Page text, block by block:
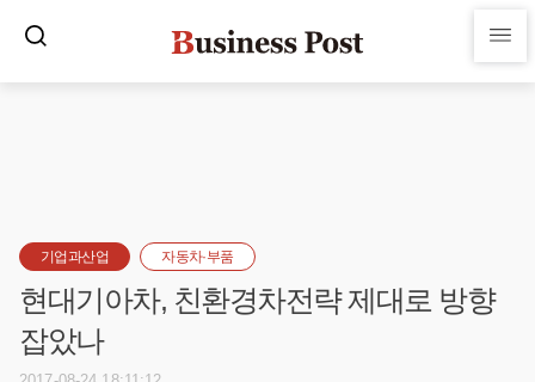
기업과산업 자동차·부품
현대기아차, 친환경차전략 제대로 방향
잡았나